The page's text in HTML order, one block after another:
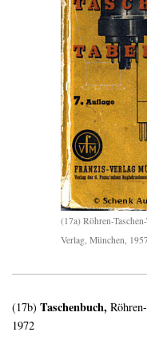
(17a) Röhren-
Verlag, München, 1957
(17b) Taschenbuch,
1972